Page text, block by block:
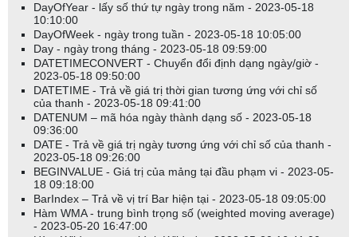
DayOfYear - lấy số thứ tự ngày trong năm - 2023-05-18
10:10:00
DayOfWeek - ngày trong tuần - 2023-05-18 10:05:00
Day - ngày trong tháng - 2023-05-18 09:59:00
DATETIMECONVERT - Chuyển đổi định dạng ngày/giờ -
2023-05-18 09:50:00
DATETIME - Trả về giá trị thời gian tương ứng với chỉ số
của thanh - 2023-05-18 09:41:00
DATENUM – mã hóa ngày thành dạng số - 2023-05-18
09:36:00
DATE - Trả về giá trị ngày tương ứng với chỉ số của thanh -
2023-05-18 09:26:00
BEGINVALUE - Giá trị của mảng tại đầu phạm vi - 2023-05-
18 09:18:00
BarIndex – Trả về vị trí Bar hiện tại - 2023-05-18 09:05:00
Hàm WMA - trung bình trọng số (weighted moving average)
- 2023-05-20 16:47:00